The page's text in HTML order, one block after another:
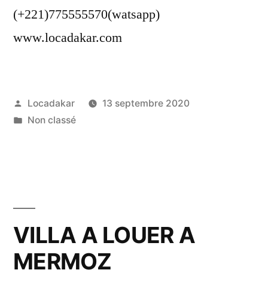
(+221)775555570(watsapp)
www.locadakar.com
Publié
par
Locadakar
13 septembre 2020
Publié
Non classé
VILLA A LOUER A
MERMOZ